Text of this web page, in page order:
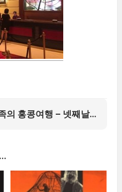
[여행기] SIDH가족의 홍콩여행 – 넷째날 (마카오 도착)